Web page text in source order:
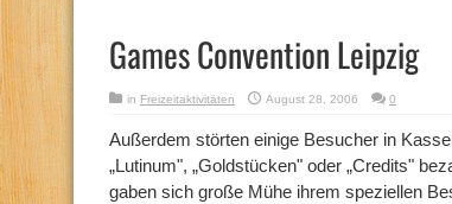
Games Convention Leipzig
in Freizeitaktivitäten August 28, 2006 0
Außerdem störten einige Besucher in
„Lutinum", „Goldstücken" oder „Credits"
gaben sich große Mühe ihrem speziellen